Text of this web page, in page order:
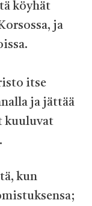
köyhät
ja
itse
ja jättää
kuuluvat
kun